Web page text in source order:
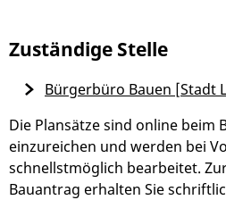
Zuständige Stelle
Die Plansätze sind online beim
einzureichen und werden bei
schnellstmöglich bearbeitet.
Bauantrag erhalten Sie
Bürgerbüro Bauen [Stadt